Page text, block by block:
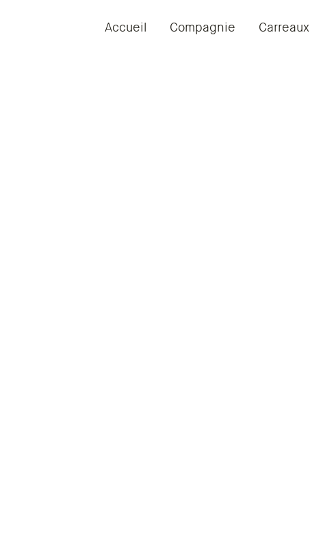
Accueil Compagnie Carreaux